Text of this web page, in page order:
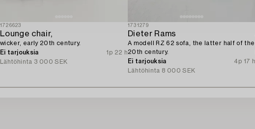
1726623
Lounge chair,
wicker, early 20th century.
Ei tarjouksia
1p 22 h
Lähtöhinta 3 000 SEK
1731279
Dieter Rams
A modell RZ 62 sofa, the latter half of the
20th century.
Ei tarjouksia
4p 17 h
Lähtöhinta 8 000 SEK